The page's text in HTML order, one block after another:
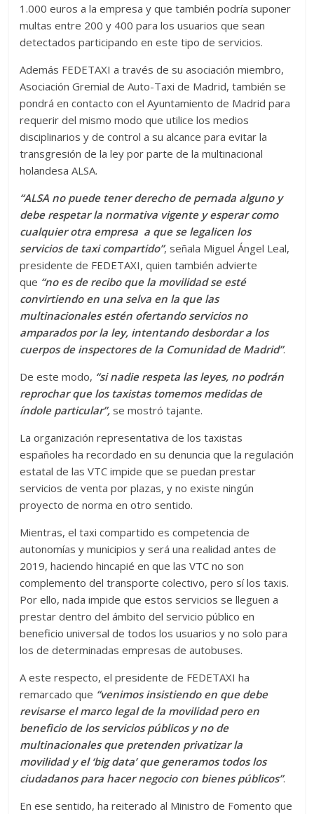
1.000 euros a la empresa y que también podría suponer
multas entre 200 y 400 para los usuarios que sean
detectados participando en este tipo de servicios.
Además FEDETAXI a través de su asociación miembro,
Asociación Gremial de Auto-Taxi de Madrid, también se
pondrá en contacto con el Ayuntamiento de Madrid para
requerir del mismo modo que utilice los medios
disciplinarios y de control a su alcance para evitar la
transgresión de la ley por parte de la multinacional
holandesa ALSA.
“ALSA no puede tener derecho de pernada alguno y
debe respetar la normativa vigente y esperar como
cualquier otra empresa a que se legalicen los
servicios de taxi compartido”, señala Miguel Ángel Leal,
presidente de FEDETAXI, quien también advierte
que “no es de recibo que la movilidad se esté
convirtiendo en una selva en la que las
multinacionales estén ofertando servicios no
amparados por la ley, intentando desbordar a los
cuerpos de inspectores de la Comunidad de Madrid”.
De este modo, “si nadie respeta las leyes, no podrán
reprochar que los taxistas tomemos medidas de
índole particular”, se mostró tajante.
La organización representativa de los taxistas
españoles ha recordado en su denuncia que la regulación
estatal de las VTC impide que se puedan prestar
servicios de venta por plazas, y no existe ningún
proyecto de norma en otro sentido.
Mientras, el taxi compartido es competencia de
autonomías y municipios y será una realidad antes de
2019, haciendo hincapié en que las VTC no son
complemento del transporte colectivo, pero sí los taxis.
Por ello, nada impide que estos servicios se lleguen a
prestar dentro del ámbito del servicio público en
beneficio universal de todos los usuarios y no solo para
los de determinadas empresas de autobuses.
A este respecto, el presidente de FEDETAXI ha
remarcado que “venimos insistiendo en que debe
revisarse el marco legal de la movilidad pero en
beneficio de los servicios públicos y no de
multinacionales que pretenden privatizar la
movilidad y el ‘big data’ que generamos todos los
ciudadanos para hacer negocio con bienes públicos”.
En ese sentido, ha reiterado al Ministro de Fomento que